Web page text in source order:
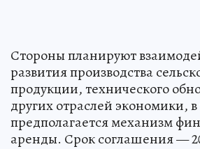
Стороны планируют
развития производства
продукции, технического
других отраслей экономики,
предполагается механизм
аренды. Срок соглашения —